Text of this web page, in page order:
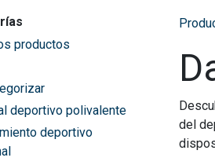
productos
deportivo polivalente
deportivo
del